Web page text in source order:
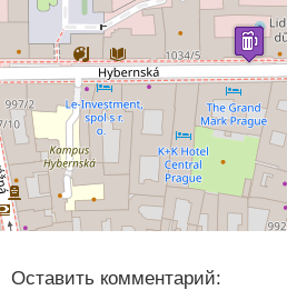
Оставить комментарий: